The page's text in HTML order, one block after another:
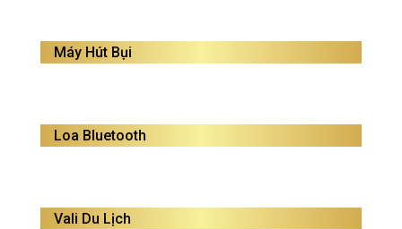
Máy Hút Bụi
Loa Bluetooth
Vali Du Lịch